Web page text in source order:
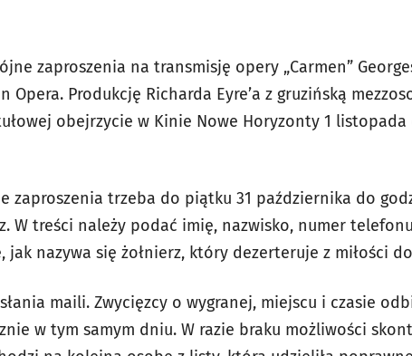
zaproszenia na transmisję opery „Carmen”
Produkcję Richarda Eyre’a z gruzińską
obejrzycie w Kinie Nowe Horyzonty 1 listopada
zaproszenia trzeba do piątku 31 października do
W treści należy podać imię, nazwisko, numer
nazywa się żołnierz, który dezerteruje z miłości
maili. Zwycięzcy o wygranej, miejscu i czasie
w tym samym dniu. W razie braku możliwości